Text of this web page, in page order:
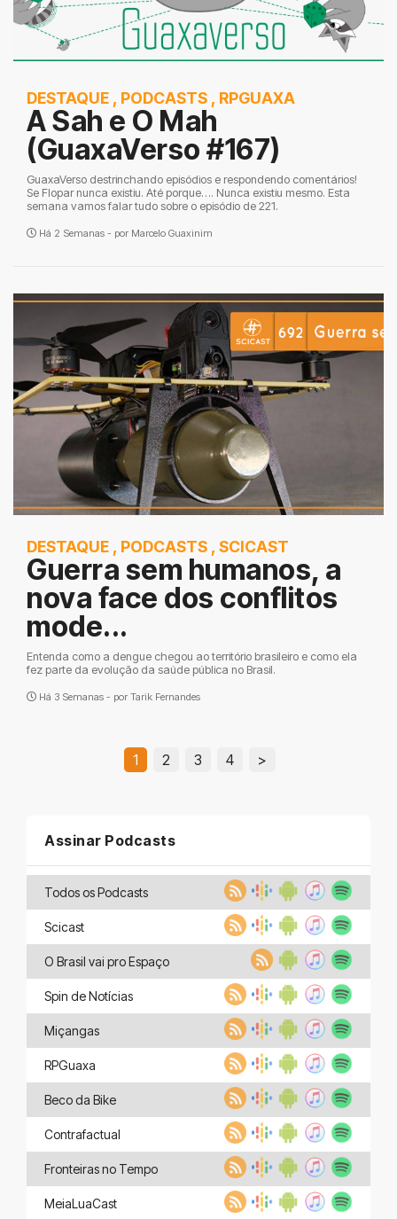
DESTAQUE , PODCASTS , RPGUAXA
A Sah e O Mah
(GuaxaVerso #167)
GuaxaVerso destrinchando episódios e respondendo comentários!
Se Flopar nunca existiu. Até porque…. Nunca existiu mesmo. Esta
semana vamos falar tudo sobre o episódio de 221.
Há 2 Semanas - por Marcelo Guaxinim
DESTAQUE , PODCASTS , SCICAST
Guerra sem humanos, a
nova face dos conflitos
mode...
Entenda como a dengue chegou ao território brasileiro e como ela
fez parte da evolução da saúde pública no Brasil.
Há 3 Semanas - por Tarik Fernandes
1 2 3 4 >
Assinar Podcasts
Todos os Podcasts
Scicast
O Brasil vai pro Espaço
Spin de Notícias
Miçangas
RPGuaxa
Beco da Bike
Contrafactual
Fronteiras no Tempo
MeiaLuaCast